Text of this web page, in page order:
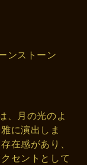
ンストーン
、月の光のよ
に演出しま
在感があり、
セントとして